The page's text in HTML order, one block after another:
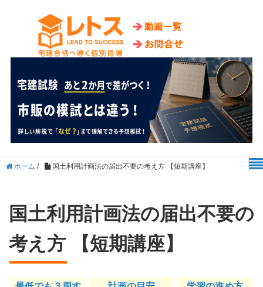
ホーム / 国土利用計画法の届出不要の考え方 【短期講座】
国土利用計画法の届出不要の
考え方 【短期講座】